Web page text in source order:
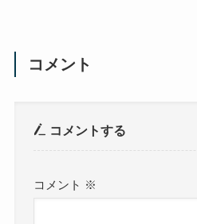
コメント
コメントする
コメント ※